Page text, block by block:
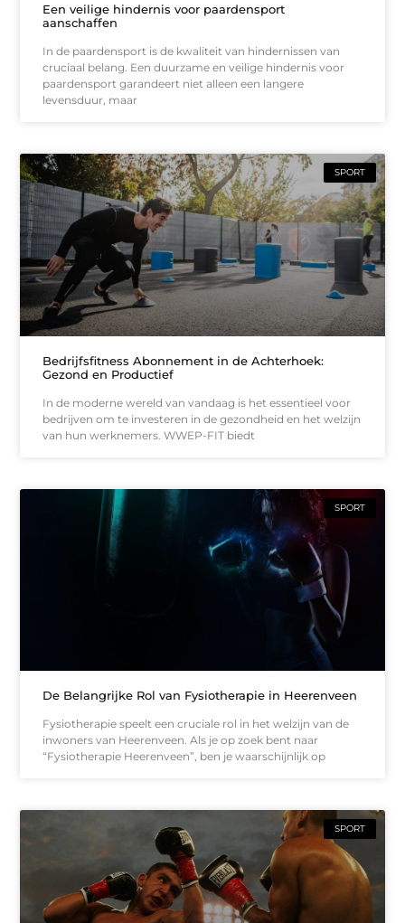
Een veilige hindernis voor paardensport
aanschaffen
In de paardensport is de kwaliteit van hindernissen van
cruciaal belang. Een duurzame en veilige hindernis voor
paardensport garandeert niet alleen een langere
levensduur, maar
SPORT
Bedrijfsfitness Abonnement in de Achterhoek:
Gezond en Productief
In de moderne wereld van vandaag is het essentieel voor
bedrijven om te investeren in de gezondheid en het welzijn
van hun werknemers. WWEP-FIT biedt
SPORT
De Belangrijke Rol van Fysiotherapie in Heerenveen
Fysiotherapie speelt een cruciale rol in het welzijn van de
inwoners van Heerenveen. Als je op zoek bent naar
“Fysiotherapie Heerenveen”, ben je waarschijnlijk op
SPORT